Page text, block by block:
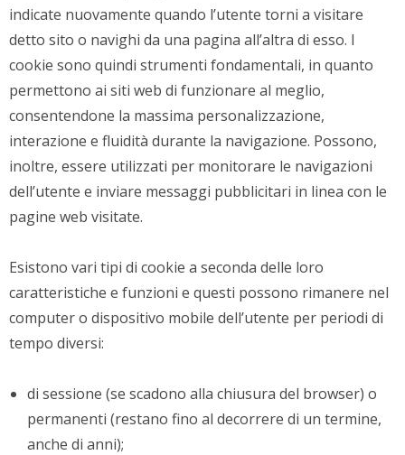
indicate nuovamente quando l’utente torni a visitare
detto sito o navighi da una pagina all’altra di esso. I
cookie sono quindi strumenti fondamentali, in quanto
permettono ai siti web di funzionare al meglio,
consentendone la massima personalizzazione,
interazione e fluidità durante la navigazione. Possono,
inoltre, essere utilizzati per monitorare le navigazioni
dell’utente e inviare messaggi pubblicitari in linea con le
pagine web visitate.
Esistono vari tipi di cookie a seconda delle loro
caratteristiche e funzioni e questi possono rimanere nel
computer o dispositivo mobile dell’utente per periodi di
tempo diversi:
di sessione (se scadono alla chiusura del browser) o
permanenti (restano fino al decorrere di un termine,
anche di anni);